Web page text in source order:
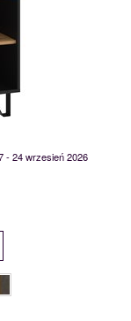
- 24 wrzesień 2026